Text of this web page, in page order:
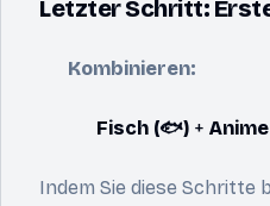
Letzter Schritt:
Kombinieren:
Fisch (🐟) +
Indem Sie diese Schritte